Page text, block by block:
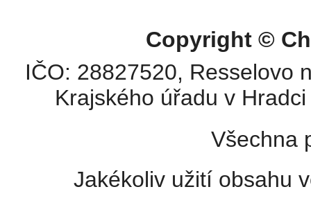
Copyright ©
IČO: 28827520, Resselovo
Krajského úřadu v
Všechna
Jakékoliv užití obsahu